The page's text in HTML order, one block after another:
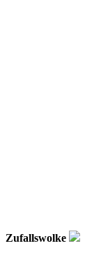
Zufallswolke